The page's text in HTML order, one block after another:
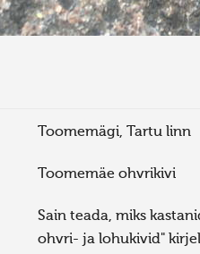
Toomemägi, Tartu linn
Toomemäe ohvrikivi
Sain teada, miks
ohvri- ja lohukivid"